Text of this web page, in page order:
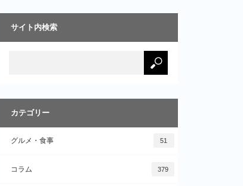
サイト内検索
カテゴリー
グルメ・食事 51
コラム 379